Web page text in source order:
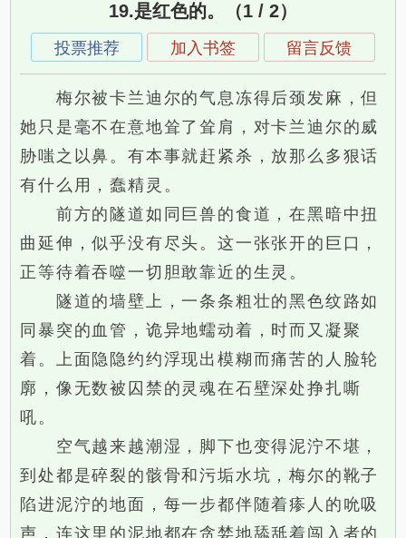
19.是红色的。（1 / 2）
投票推荐 加入书签 留言反馈
梅尔被卡兰迪尔的气息冻得后颈发麻，但
她只是毫不在意地耸了耸肩，对卡兰迪尔的威
胁嗤之以鼻。有本事就赶紧杀，放那么多狠话
有什么用，蠢精灵。
前方的隧道如同巨兽的食道，在黑暗中扭
曲延伸，似乎没有尽头。这一张张开的巨口，
正等待着吞噬一切胆敢靠近的生灵。
隧道的墙壁上，一条条粗壮的黑色纹路如
同暴突的血管，诡异地蠕动着，时而又凝聚
着。上面隐隐约约浮现出模糊而痛苦的人脸轮
廓，像无数被囚禁的灵魂在石壁深处挣扎嘶
吼。
空气越来越潮湿，脚下也变得泥泞不堪，
到处都是碎裂的骸骨和污垢水坑，梅尔的靴子
陷进泥泞的地面，每一步都伴随着瘆人的吮吸
声，连这里的泥地都在贪婪地舔舐着闯入者的